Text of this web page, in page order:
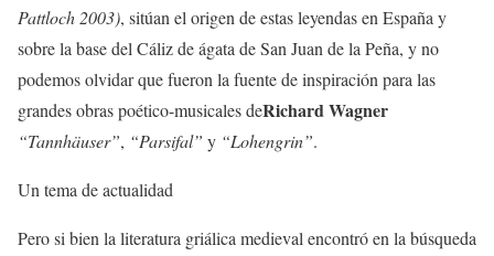
Pattloch 2003), sitúan el origen de estas leyendas en España y
sobre la base del Cáliz de ágata de San Juan de la Peña, y no
podemos olvidar que fueron la fuente de inspiración para las
grandes obras poético-musicales deRichard Wagner
“Tannhäuser”, “Parsifal” y “Lohengrin”.
Un tema de actualidad
Pero si bien la literatura griálica medieval encontró en la búsqueda